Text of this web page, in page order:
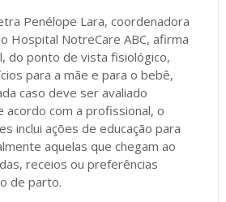
Penélope Lara, coordenadora
Hospital NotreCare ABC, afirma
do ponto de vista fisiológico,
para a mãe e para o bebê,
caso deve ser avaliado
acordo com a profissional, o
inclui ações de educação para
aquelas que chegam ao
receios ou preferências
de parto.